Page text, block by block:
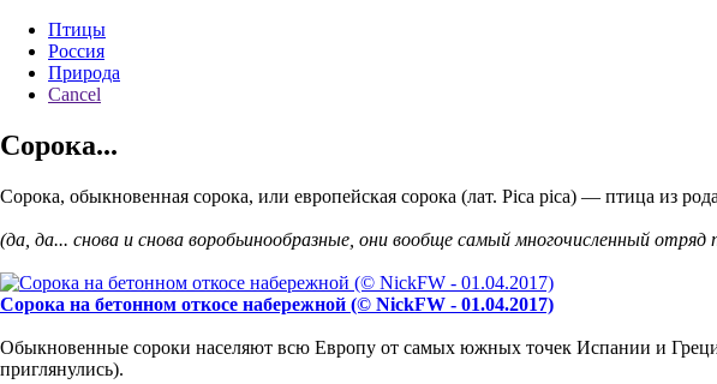
Птицы
Россия
Природа
Cancel
Сорока...
Сорока, обыкновенная сорока, или европейская сорока (лат. Pica pica) — птица из
(да, да... снова и снова воробьинообразные, они вообще самый многочисленный
Сорока на бетонном откосе набережной (© NickFW - 01.04.2017)
Обыкновенные сороки населяют всю Европу от самых южных точек Испании и
приглянулись).